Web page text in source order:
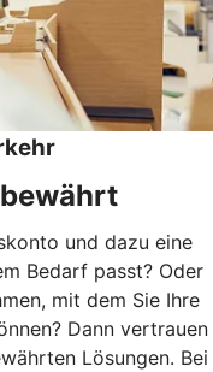
und dazu eine
Bedarf passt? Oder
mit dem Sie Ihre
Dann vertrauen
Lösungen. Bei